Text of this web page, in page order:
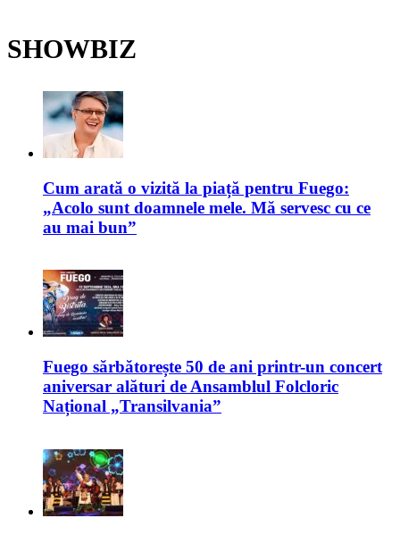
SHOWBIZ
Cum arată o vizită la piață pentru Fuego:
„Acolo sunt doamnele mele. Mă servesc cu ce
au mai bun”
Fuego sărbătorește 50 de ani printr-un concert
aniversar alături de Ansamblul Folcloric
Național „Transilvania”